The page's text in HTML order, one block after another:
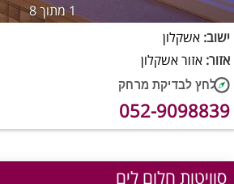
1מתוך 8
ישוב: אשקלון
אזור: אזור אשקלון
052-9098839
סוויטות חלום לים